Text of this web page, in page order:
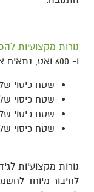
נורות מקצועיות
ו- 600 ואט, נתאים את עוצמת התאורה לגודל אזור הגידול:
שטח כיסוי של נורת 150 –
שטח כיסוי של נורת 250 –
שטח כיסוי של נורת 400 – 90×90
שטח כיסוי של נורת 600 100×100
נורות מקצועיות
לחיבור מיוחד